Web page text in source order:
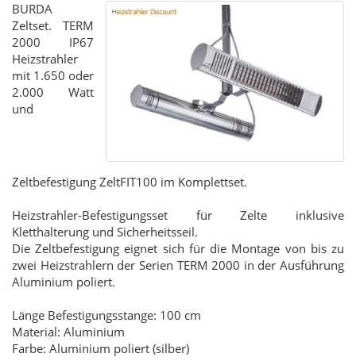
BURDA
Zeltset. TERM
2000 IP67
Heizstrahler
mit 1.650 oder
2.000 Watt
und
Zeltbefestigung ZeltFIT100 im Komplettset.
Heizstrahler-Befestigungsset für Zelte inklusive
Kletthalterung und Sicherheitsseil.
Die Zeltbefestigung eignet sich für die Montage von bis zu
zwei Heizstrahlern der Serien TERM 2000 in der Ausführung
Aluminium poliert.
Länge Befestigungsstange: 100 cm
Material: Aluminium
Farbe: Aluminium poliert (silber)